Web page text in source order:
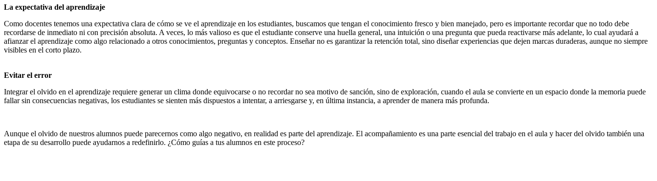
La expectativa del aprendizaje
Como docentes tenemos una expectativa clara de cómo se ve el aprendizaje en los estudiantes, buscamos que tengan el conocimiento fresco y bien manejado, pero es importante recordar que no todo debe
recordarse de inmediato ni con precisión absoluta. A veces, lo más valioso es que el estudiante conserve una huella general, una intuición o una pregunta que pueda reactivarse más adelante, lo cual ayudará a
afianzar el aprendizaje como algo relacionado a otros conocimientos, preguntas y conceptos. Enseñar no es garantizar la retención total, sino diseñar experiencias que dejen marcas duraderas, aunque no siempre
visibles en el corto plazo.
Evitar el error
Integrar el olvido en el aprendizaje requiere generar un clima donde equivocarse o no recordar no sea motivo de sanción, sino de exploración, cuando el aula se convierte en un espacio donde la memoria puede
fallar sin consecuencias negativas, los estudiantes se sienten más dispuestos a intentar, a arriesgarse y, en última instancia, a aprender de manera más profunda.
Aunque el olvido de nuestros alumnos puede parecernos como algo negativo, en realidad es parte del aprendizaje. El acompañamiento es una parte esencial del trabajo en el aula y hacer del olvido también una
etapa de su desarrollo puede ayudarnos a redefinirlo. ¿Cómo guías a tus alumnos en este proceso?